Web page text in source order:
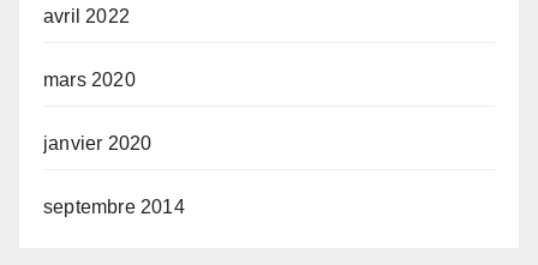
avril 2022
mars 2020
janvier 2020
septembre 2014